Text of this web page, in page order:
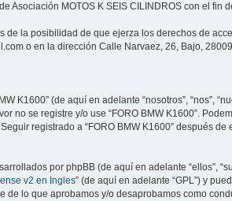
Asociación MOTOS K SEIS CILINDROS con el
de la posibilidad de que ejerza los derechos de
o en la dirección Calle Narvaez, 26, Bajo,
K1600” (de aquí en adelante “nosotros”, “nos”,
no se registre y/o use “FORO BMW K1600”.
registrado a “FORO BMW K1600” después
por phpBB (de aquí en adelante “ellos”,
v2 en Ingles” (de aquí en adelante “GPL”) y
de lo que aprobamos y/o desaprobamos como